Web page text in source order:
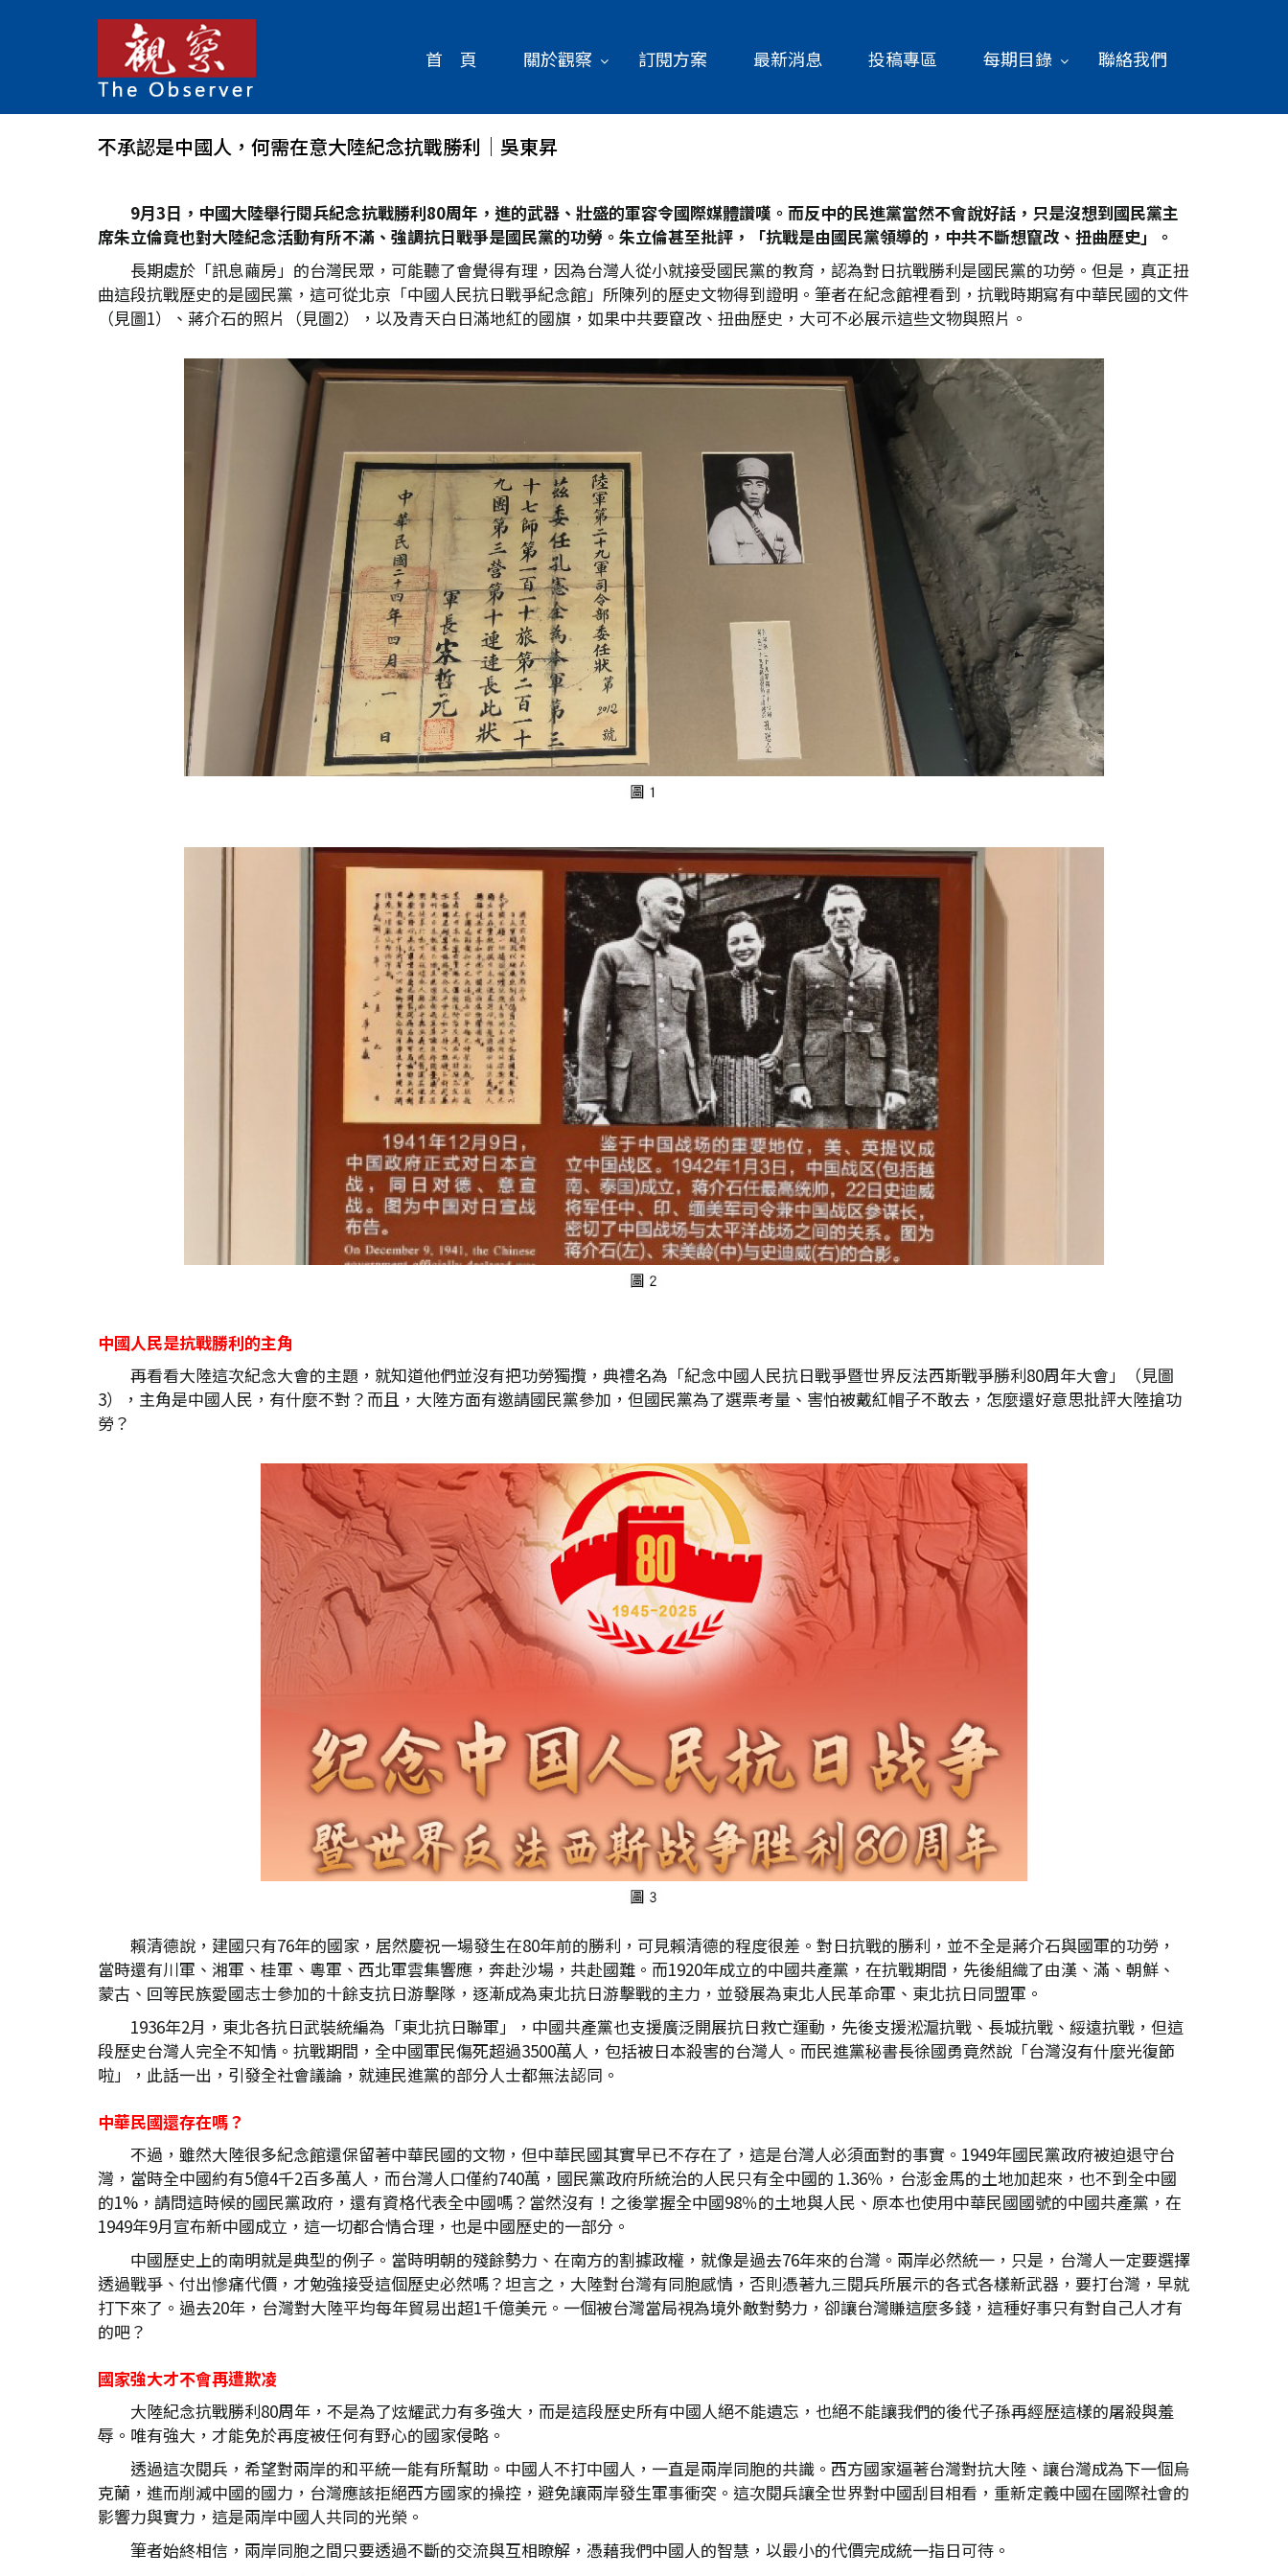
首 頁 關於觀察 訂閱方案 最新消息 投稿專區 每期目錄 聯絡我們
不承認是中國人，何需在意大陸紀念抗戰勝利│吳東昇
9月3日，中國大陸舉行閱兵紀念抗戰勝利80周年，進的武器、壯盛的軍容令國際媒體讚嘆。而反中的民進黨當然不會說好話，只是沒想到國民黨主
席朱立倫竟也對大陸紀念活動有所不滿、強調抗日戰爭是國民黨的功勞。朱立倫甚至批評，「抗戰是由國民黨領導的，中共不斷想竄改、扭曲歷史」。
長期處於「訊息繭房」的台灣民眾，可能聽了會覺得有理，因為台灣人從小就接受國民黨的教育，認為對日抗戰勝利是國民黨的功勞。但是，真正扭
曲這段抗戰歷史的是國民黨，這可從北京「中國人民抗日戰爭紀念館」所陳列的歷史文物得到證明。筆者在紀念館裡看到，抗戰時期寫有中華民國的文件
（見圖1）、蔣介石的照片（見圖2），以及青天白日滿地紅的國旗，如果中共要竄改、扭曲歷史，大可不必展示這些文物與照片。
中國人民是抗戰勝利的主角
再看看大陸這次紀念大會的主題，就知道他們並沒有把功勞獨攬，典禮名為「紀念中國人民抗日戰爭暨世界反法西斯戰爭勝利80周年大會」（見圖
3），主角是中國人民，有什麼不對？而且，大陸方面有邀請國民黨參加，但國民黨為了選票考量、害怕被戴紅帽子不敢去，怎麼還好意思批評大陸搶功
勞？
賴清德說，建國只有76年的國家，居然慶祝一場發生在80年前的勝利，可見賴清德的程度很差。對日抗戰的勝利，並不全是蔣介石與國軍的功勞，
當時還有川軍、湘軍、桂軍、粵軍、西北軍雲集響應，奔赴沙場，共赴國難。而1920年成立的中國共產黨，在抗戰期間，先後組織了由漢、滿、朝鮮、
蒙古、回等民族愛國志士參加的十餘支抗日游擊隊，逐漸成為東北抗日游擊戰的主力，並發展為東北人民革命軍、東北抗日同盟軍。
1936年2月，東北各抗日武裝統編為「東北抗日聯軍」，中國共產黨也支援廣泛開展抗日救亡運動，先後支援淞滬抗戰、長城抗戰、綏遠抗戰，但這
段歷史台灣人完全不知情。抗戰期間，全中國軍民傷死超過3500萬人，包括被日本殺害的台灣人。而民進黨秘書長徐國勇竟然說「台灣沒有什麼光復節
啦」，此話一出，引發全社會議論，就連民進黨的部分人士都無法認同。
中華民國還存在嗎？
不過，雖然大陸很多紀念館還保留著中華民國的文物，但中華民國其實早已不存在了，這是台灣人必須面對的事實。1949年國民黨政府被迫退守台
灣，當時全中國約有5億4千2百多萬人，而台灣人口僅約740萬，國民黨政府所統治的人民只有全中國的 1.36％，台澎金馬的土地加起來，也不到全中國
的1%，請問這時候的國民黨政府，還有資格代表全中國嗎？當然沒有！之後掌握全中國98％的土地與人民、原本也使用中華民國國號的中國共產黨，在
1949年9月宣布新中國成立，這一切都合情合理，也是中國歷史的一部分。
中國歷史上的南明就是典型的例子。當時明朝的殘餘勢力、在南方的割據政權，就像是過去76年來的台灣。兩岸必然統一，只是，台灣人一定要選擇
透過戰爭、付出慘痛代價，才勉強接受這個歷史必然嗎？坦言之，大陸對台灣有同胞感情，否則憑著九三閱兵所展示的各式各樣新武器，要打台灣，早就
打下來了。過去20年，台灣對大陸平均每年貿易出超1千億美元。一個被台灣當局視為境外敵對勢力，卻讓台灣賺這麼多錢，這種好事只有對自己人才有
的吧？
國家強大才不會再遭欺凌
大陸紀念抗戰勝利80周年，不是為了炫耀武力有多強大，而是這段歷史所有中國人絕不能遺忘，也絕不能讓我們的後代子孫再經歷這樣的屠殺與羞
辱。唯有強大，才能免於再度被任何有野心的國家侵略。
透過這次閱兵，希望對兩岸的和平統一能有所幫助。中國人不打中國人，一直是兩岸同胞的共識。西方國家逼著台灣對抗大陸、讓台灣成為下一個烏
克蘭，進而削減中國的國力，台灣應該拒絕西方國家的操控，避免讓兩岸發生軍事衝突。這次閱兵讓全世界對中國刮目相看，重新定義中國在國際社會的
影響力與實力，這是兩岸中國人共同的光榮。
筆者始終相信，兩岸同胞之間只要透過不斷的交流與互相瞭解，憑藉我們中國人的智慧，以最小的代價完成統一指日可待。